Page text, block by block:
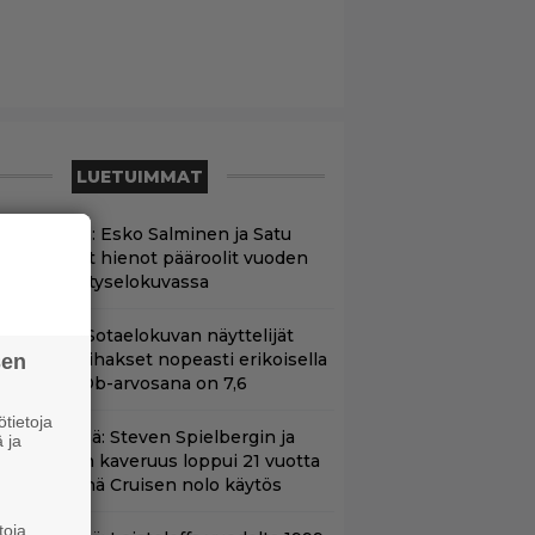
LUETUIMMAT
tv:ssä: Esko Salminen ja Satu
tekevät hienot pääroolit vuoden
menestyselokuvassa
tv:ssä: Sotaelokuvan näyttelijät
lihakset nopeasti erikoisella
– IMDb-arvosana on 7,6
tv:ssä: Steven Spielbergin ja
Cruisen kaveruus loppui 21 vuotta
– Syynä Cruisen nolo käytös
ja